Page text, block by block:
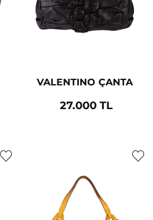
VALENTINO ÇANTA
27.000 TL